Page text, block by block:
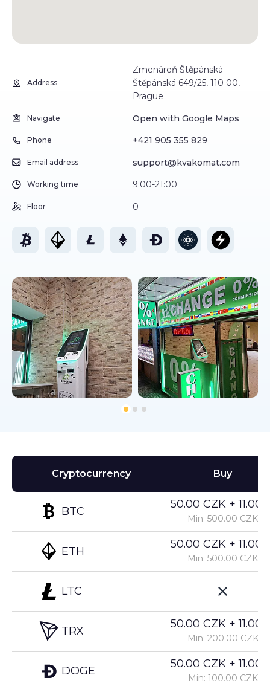
Address
Zmenáreň Štěpánská -
Štěpánská 649/25, 110 00,
Prague
Navigate Open with Google Maps
Phone +421 905 355 829
Email address support@kvakomat.com
Working time 9:00-21:00
Floor 0
Cryptocurrency
BTC
ETH
LTC
TRX
DOGE
Buy
50.00 CZK +
Min: 500.00 CZK
50.00 CZK +
Min: 500.00 CZK
50.00 CZK +
Min: 200.00 CZK
50.00 CZK +
Min: 100.00 CZK